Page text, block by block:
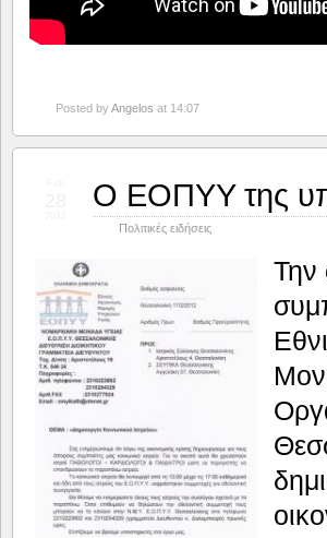
Posted byAngelos at 14:07
Ο ΕΟΠΥΥ της
Πολιτικές ειδήσεις
Την